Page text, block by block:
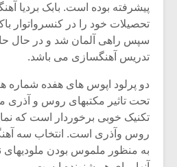
پیشرفته بوده است. بابک بردیا
تحصیلات خود را در کنسرواتوار
سپس راهی آلمان شد و در حال
تدریس آهنگسازی می باشد.
دو پرلود اپوس های هفده شماره
تحت تاثیر مکتبهای روس و آذری
تکنیک خوبی برخوردار است که
روس وآذری است. انتخاب سه
به منظور ملموس بودن ملودیهای